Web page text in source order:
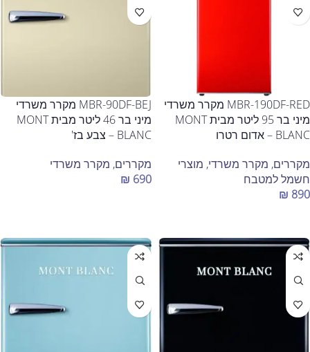
MBR-190DF-RED מקרר משרדי
מיני בר 95 ליטר מבית MONT
BLANC – אדום רטרו
מקררים, מקרר משרדי, מוצרי
חשמל למטבח
₪ 890
MBR-90DF-BEJ מקרר משרדי
מיני בר 46 ליטר מבית MONT
BLANC – צבע בז'
מקררים, מקרר משרדי
₪ 690